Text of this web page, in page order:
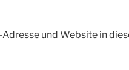
Adresse und Website in